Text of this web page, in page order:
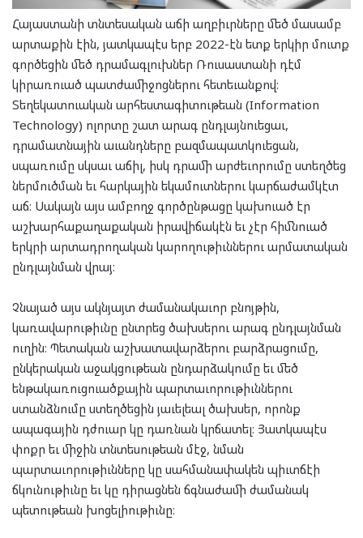
Հայաստանի տնտեսական աճի աղբիւրները մեծ մասամբ
արտաքին էին, յատկապէս երբ 2022-էն ետք երկիր մուտք
գործեցին մեծ դրամագլուխներ Ռուսաստանի դէմ
կիրառուած պատժամիջոցներու հետեւանքով։
Տեղեկատուական արհեստագիտութեան (Information
Technology) ոլորտը շատ արագ ընդլայնուեցաւ,
դրամատնային աւանդները բազմապատկուեցան,
սպառումը սկսաւ աճիլ, իսկ դրամի արժեւորումը ստեղծեց
ներմուծման եւ հարկային եկամուտներու կարճաժամկէտ
աճ։ Սակայն այս ամբողջ գործընթացը կախուած էր
աշխարհաքաղաքական իրավիճակէն եւ չէր հիմնուած
երկրի արտադրողական կարողութիւններու արմատական
ընդլայնման վրայ։
Չնայած այս ակնյայտ ժամանակաւոր բնոյթին,
կառավարութիւնը ընտրեց ծախսերու արագ ընդլայնման
ուղին։ Պետական աշխատավարձերու բարձրացումը,
ընկերական աջակցութեան ընդարձակումը եւ մեծ
ենթակառուցուածքային պարտաւորութիւններու
ստանձնումը ստեղծեցին յաւելեալ ծախսեր, որոնք
ապագային դժուար կը դառնան կրճատել։ Յատկապէս
փոքր եւ միջին տնտեսութեան մէջ, նման
պարտաւորութիւնները կը սահմանափակեն պիւտճէի
ճկունութիւնը եւ կը դիրացնեն ճգնաժամի ժամանակ
պետութեան խոցելիութիւնը։